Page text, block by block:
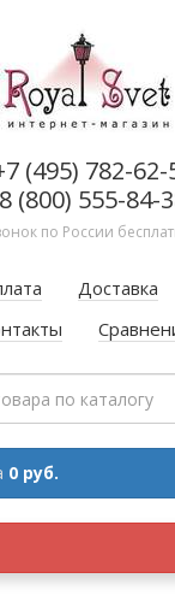
(495) 782-62-
8 (800) 555-84-
по России
Доставка
0 руб.